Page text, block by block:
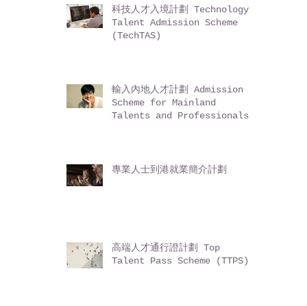
科技人才入境計劃 Technology
Talent Admission Scheme
(TechTAS)
輸入內地人才計劃 Admission
Scheme for Mainland
Talents and Professionals
專業人士到港就業簡介計劃
高端人才通行證計劃 Top
Talent Pass Scheme (TTPS)